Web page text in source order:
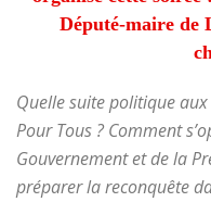
Député-maire de
Quelle suite politique
Pour Tous ? Comment
Gouvernement et de la
préparer la reconquête